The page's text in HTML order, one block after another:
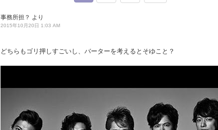
事務所担？ より
2015年10月20日 1:03 AM
どちらもゴリ押しすごいし、バーターを考えるとそゆこと？